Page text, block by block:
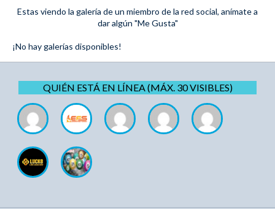
Estas viendo la galería de un miembro de la red social, anímate a
dar algún "Me Gusta"
¡No hay galerías disponibles!
QUIÉN ESTÁ EN LÍNEA (MÁX. 30 VISIBLES)